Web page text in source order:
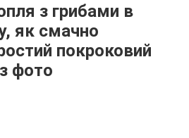
з грибами в
як смачно
покроковий
фото